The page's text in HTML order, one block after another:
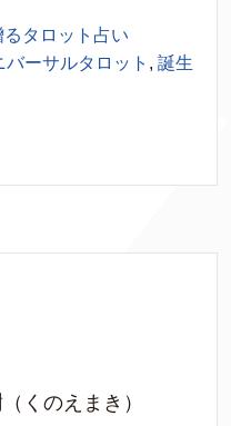
タロット占い
バーサルタロット , 誕生
くのえまき）